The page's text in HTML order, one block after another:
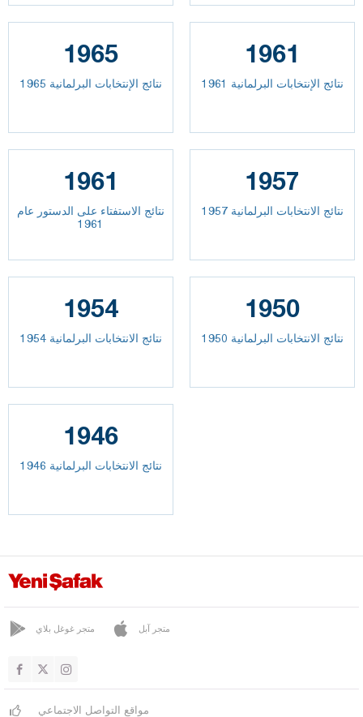
1965
نتائج الإنتخابات البرلمانية 1965
1961
نتائج الإنتخابات البرلمانية 1961
1961
نتائج الاستفتاء على الدستور عام
1961
1957
نتائج الانتخابات البرلمانية 1957
1954
نتائج الانتخابات البرلمانية 1954
1950
نتائج الانتخابات البرلمانية 1950
1946
نتائج الانتخابات البرلمانية 1946
متجر غوغل بلاي متجر آبل
مواقع التواصل الاجتماعي